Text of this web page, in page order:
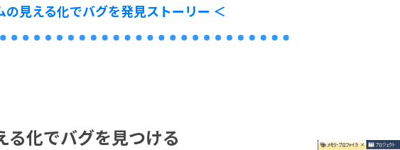
の見える化でバグを発見ストーリー ＜
る化でバグを見つける